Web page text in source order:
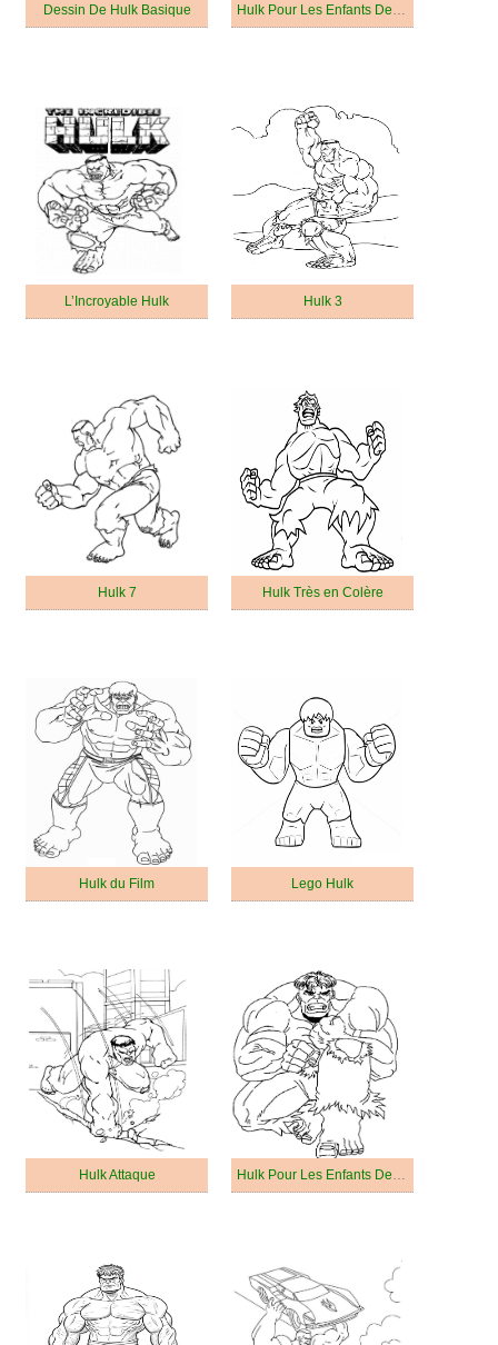
Dessin De Hulk Basique
L’Incroyable Hulk Hulk 3
Hulk 7 Hulk Très en Colère
Hulk du Film Lego Hulk
Hulk Attaque